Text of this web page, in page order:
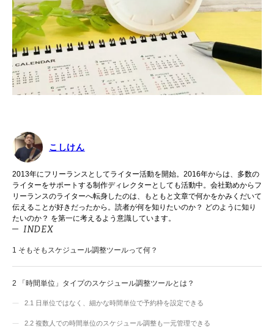
こしけん
2013年にフリーランスとしてライター活動を開始。2016年からは、多数の
ライターをサポートする制作ディレクターとしても活動中。会社勤めからフ
リーランスのライターへ転身したのは、もともと文章で何かをかみくだいて
伝えることが好きだったから。読者が何を知りたいのか？ どのように知り
たいのか？ を第一に考えるよう意識しています。
INDEX
1 そもそもスケジュール調整ツールって何？
2 「時間単位」タイプのスケジュール調整ツールとは？
2.1 日単位ではなく、細かな時間単位で予約枠を設定できる
2.2 複数人での時間単位のスケジュール調整も一元管理できる